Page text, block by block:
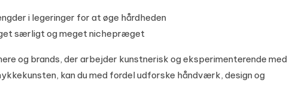
i legeringer for at øge hårdheden
særligt og meget nichepræget
og brands, der arbejder kunstnerisk og eksperimenterende med
kan du med fordel udforske håndværk, design og